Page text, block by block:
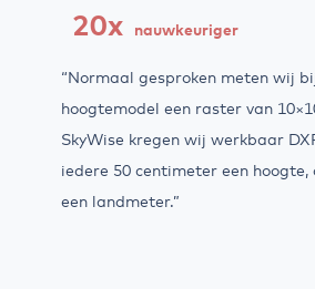
20x nauwkeuriger
“Normaal gesproken meten wij
hoogtemodel een raster van
SkyWise kregen wij werkbaar
iedere 50 centimeter een hoogte,
een landmeter.”